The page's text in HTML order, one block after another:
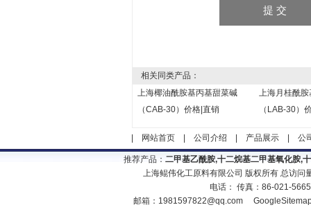
相关同类产品：
上海椰油酰胺基丙基甜菜碱
（CAB-30）价格|直销
上海月桂酰
（LAB-30）
网站首页| 公司介绍 产品展示| 公
推荐产品： 二甲基乙酰胺,十二烷基二甲基氧化胺,
上海鲲伟化工原料有限公司 版权所有 总访问
电话： 传真：86-021-
邮箱： 1981597822@qq.com